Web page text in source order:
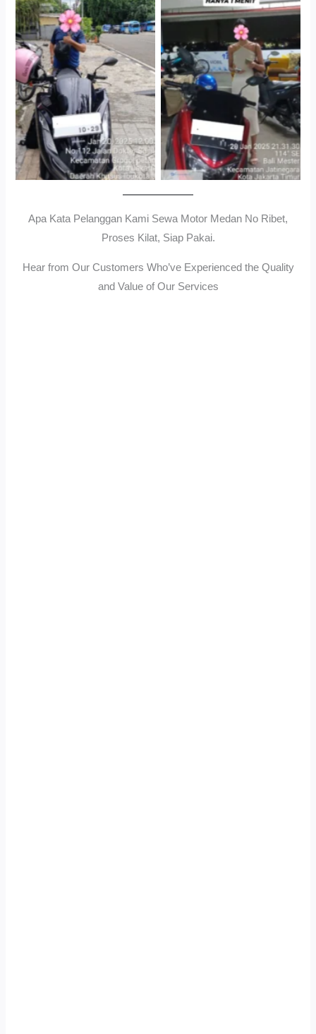
Antar Jemput Kendaraan
Cityplaza Jatinegara
Gedung Parkir P6ASewa
Motor Medan Sunggal No
Ribet, Proses Kilat, Siap
Pakai.
Apa Kata Pelanggan Kami Sewa Motor Medan No Ribet,
Proses Kilat, Siap Pakai.
Hear from Our Customers Who’ve Experienced the Quality
and Value of Our Services